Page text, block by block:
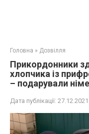
Головна » Дозвілля
Прикордонники
хлопчика із
– подарували
Дата публікації: 27.12.2021